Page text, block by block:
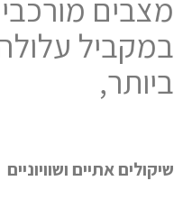
מצבים
במקביל
ביותר,
שיקולים אתיים ושוויוניים